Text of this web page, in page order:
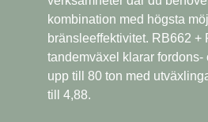
kombination med högsta
bränsleeffektivitet. RB662 +
tandemväxel klarar fordons-
upp till 80 ton med
till 4,88.